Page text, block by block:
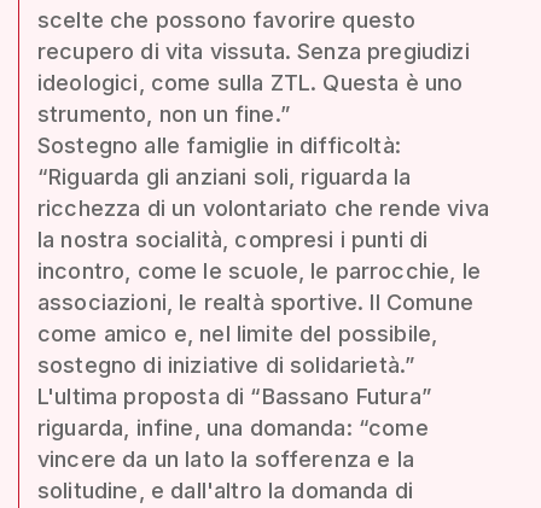
scelte che possono favorire questo
recupero di vita vissuta. Senza pregiudizi
ideologici, come sulla ZTL. Questa è uno
strumento, non un fine.”
Sostegno alle famiglie in difficoltà:
“Riguarda gli anziani soli, riguarda la
ricchezza di un volontariato che rende viva
la nostra socialità, compresi i punti di
incontro, come le scuole, le parrocchie, le
associazioni, le realtà sportive. Il Comune
come amico e, nel limite del possibile,
sostegno di iniziative di solidarietà.”
L'ultima proposta di “Bassano Futura”
riguarda, infine, una domanda: “come
vincere da un lato la sofferenza e la
solitudine, e dall'altro la domanda di